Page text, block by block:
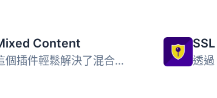
Content
這個插件輕鬆解決了混合不安全內容的問題。 一旦網頁的內容，...